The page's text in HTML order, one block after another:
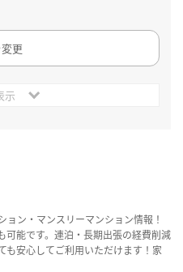
更
示
ン・マンスリーマンション情報！
可能です。連泊・長期出張の経費削減
も安心してご利用いただけます！家